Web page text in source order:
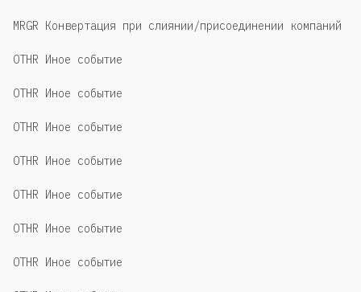
MRGR Конвертация при слиянии/присоединении компаний
OTHR Иное событие
OTHR Иное событие
OTHR Иное событие
OTHR Иное событие
OTHR Иное событие
OTHR Иное событие
OTHR Иное событие